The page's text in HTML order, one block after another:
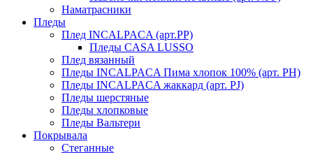
Наматрасники
Пледы
Плед INCALPACA (арт.PP)
Пледы CASA LUSSO
Плед вязанный
Пледы INCALPACA Пима хлопок 100% (арт. PH)
Пледы INCALPACA жаккард (арт. PJ)
Пледы шерстяные
Пледы хлопковые
Пледы Вальтери
Покрывала
Стеганные